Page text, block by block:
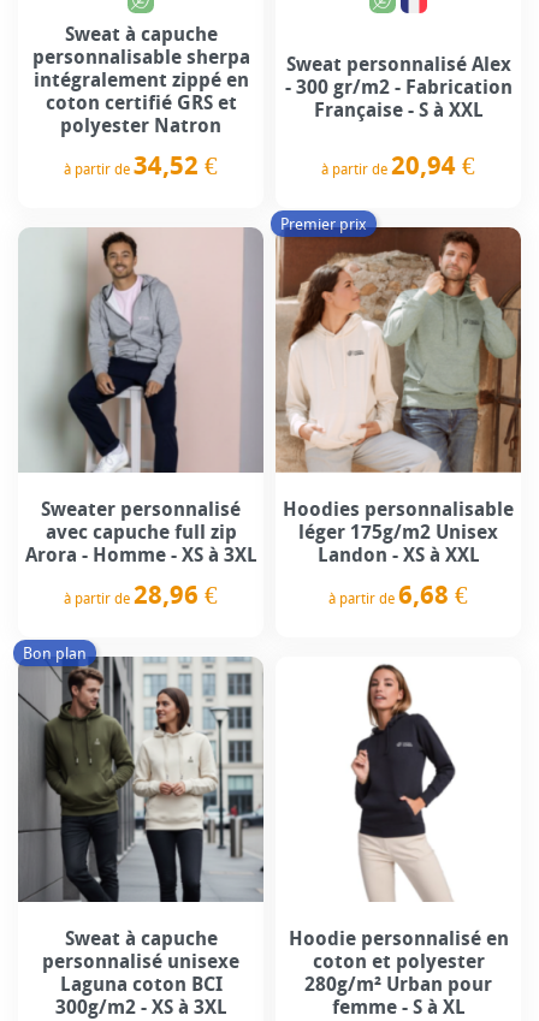
Sweat à capuche
personnalisable sherpa
intégralement zippé en
coton certifié GRS et
polyester Natron
à partir de 34,52 €
Sweat personnalisé Alex
- 300 gr/m2 - Fabrication
Française - S à XXL
à partir de 20,94 €
Sweater personnalisé
avec capuche full zip
Arora - Homme - XS à 3XL
à partir de 28,96 €
Premier prix
Hoodies personnalisable
léger 175g/m2 Unisex
Landon - XS à XXL
à partir de 6,68 €
Bon plan
Sweat à capuche
personnalisé unisexe
Laguna coton BCI
300g/m2 - XS à 3XL
Hoodie personnalisé en
coton et polyester
280g/m² Urban pour
femme - S à XL